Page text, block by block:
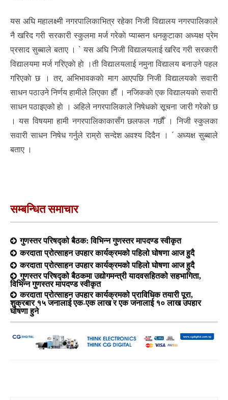
यस अघि महालक्ष्मी नगरपालिकाभित्र रहेका निजी विद्यालय नगरपालिकाले
नै खरिद गरी सरकारी स्कुलमा मर्ज गरेकाे प्याब्सन धनकुटाका अध्यक्ष प्रेम
प्रसाद सुब्बाले बताए । ` यस अघि निजी विद्यालयलाई खरिद गरी सरकारी
विद्यालयमा मर्ज गरिएकाे हाे ।ती विद्यालयलाई नमुना विद्यालय बनाउने पहल
गरिएकाे छ । तर, अभिभावककाे माग आएपछि निजी विद्यालयकाे सवारी
साधन पठाउने निर्णय हामीले लिएका हाैँ । नजिककाे एक विद्यालयकाे सवारी
साधन पठाइएको हाे । अहिले नगरपालिकाले निषेधकाे सूचना जारी गरेकाे छ
। यस विषयमा हामी नगरपालिकाकासँग छलफल गर्छाैँ । निजी स्कुलका
सवारी साधन निषेध गर्नुले राम्राे सन्देश अवश्य दिदैन । ´ अध्यक्ष सुब्बाले
बताए ।
सम्बन्धित समाचार
गुणस्तर परिषद्को बैठक: विभिन्न गुणस्तर मापदण्ड स्वीकृत
करदाता प्रोत्साहन उपहार कार्यक्रमको पहिलो घोषणा आज हुदै
करदाता प्रोत्साहन उपहार कार्यक्रमको पहिलो घोषणा आज हुदै
गुणस्तर परिषद्को बैठकमा उद्योगमन्त्री यादवसहितको सहभागिता,
विभिन्न गुणस्तर मापदण्ड स्वीकृत
करदाता प्रोत्साहन उपहार कार्यक्रमको प्राविधिक तयारी पूरा,
शुक्रबार १५ जनालाई एक-एक लाख र एक जनालाई १० लाख उपहार
घोषणा हुने